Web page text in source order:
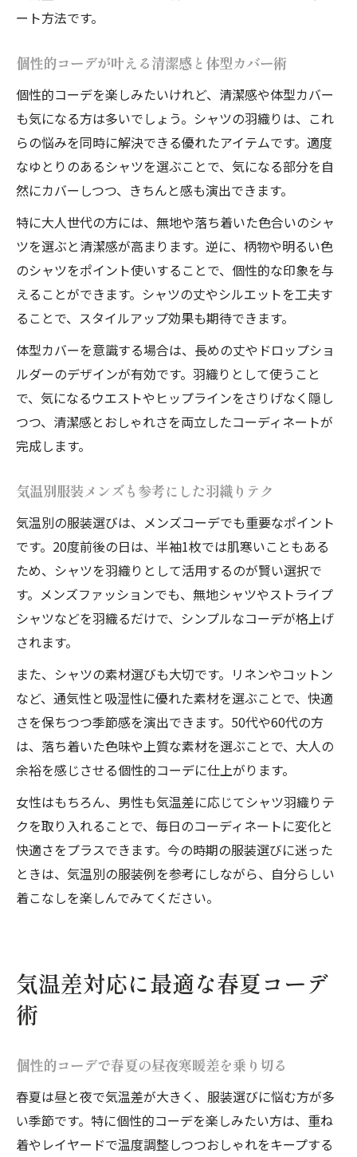
ート方法です。
個性的コーデが叶える清潔感と体型カバー術
個性的コーデを楽しみたいけれど、清潔感や体型カバー
も気になる方は多いでしょう。シャツの羽織りは、これ
らの悩みを同時に解決できる優れたアイテムです。適度
なゆとりのあるシャツを選ぶことで、気になる部分を自
然にカバーしつつ、きちんと感も演出できます。
特に大人世代の方には、無地や落ち着いた色合いのシャ
ツを選ぶと清潔感が高まります。逆に、柄物や明るい色
のシャツをポイント使いすることで、個性的な印象を与
えることができます。シャツの丈やシルエットを工夫す
ることで、スタイルアップ効果も期待できます。
体型カバーを意識する場合は、長めの丈やドロップショ
ルダーのデザインが有効です。羽織りとして使うこと
で、気になるウエストやヒップラインをさりげなく隠し
つつ、清潔感とおしゃれさを両立したコーディネートが
完成します。
気温別服装メンズも参考にした羽織りテク
気温別の服装選びは、メンズコーデでも重要なポイント
です。20度前後の日は、半袖1枚では肌寒いこともある
ため、シャツを羽織りとして活用するのが賢い選択で
す。メンズファッションでも、無地シャツやストライプ
シャツなどを羽織るだけで、シンプルなコーデが格上げ
されます。
また、シャツの素材選びも大切です。リネンやコットン
など、通気性と吸湿性に優れた素材を選ぶことで、快適
さを保ちつつ季節感を演出できます。50代や60代の方
は、落ち着いた色味や上質な素材を選ぶことで、大人の
余裕を感じさせる個性的コーデに仕上がります。
女性はもちろん、男性も気温差に応じてシャツ羽織りテ
クを取り入れることで、毎日のコーディネートに変化と
快適さをプラスできます。今の時期の服装選びに迷った
ときは、気温別の服装例を参考にしながら、自分らしい
着こなしを楽しんでみてください。
気温差対応に最適な春夏コーデ
術
個性的コーデで春夏の昼夜寒暖差を乗り切る
春夏は昼と夜で気温差が大きく、服装選びに悩む方が多
い季節です。特に個性的コーデを楽しみたい方は、重ね
着やレイヤードで温度調整しつつおしゃれをキープする